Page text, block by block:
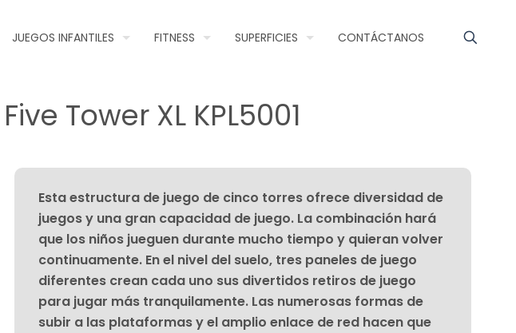
JUEGOS INFANTILES FITNESS SUPERFICIES CONTÁCTANOS
Five Tower XL KPL5001
Esta estructura de juego de cinco torres ofrece diversidad de
juegos y una gran capacidad de juego. La combinación hará
que los niños jueguen durante mucho tiempo y quieran volver
continuamente. En el nivel del suelo, tres paneles de juego
diferentes crean cada uno sus divertidos retiros de juego
para jugar más tranquilamente. Las numerosas formas de
subir a las plataformas y el amplio enlace de red hacen que